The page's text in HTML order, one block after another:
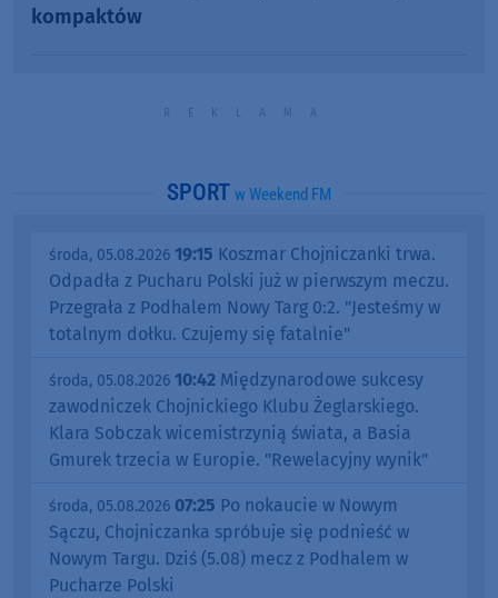
kompaktów
SPORT w Weekend FM
środa, 05.08.2026 19:15 Koszmar Chojniczanki trwa.
Odpadła z Pucharu Polski już w pierwszym meczu.
Przegrała z Podhalem Nowy Targ 0:2. "Jesteśmy w
totalnym dołku. Czujemy się fatalnie"
środa, 05.08.2026 10:42 Międzynarodowe sukcesy
zawodniczek Chojnickiego Klubu Żeglarskiego.
Klara Sobczak wicemistrzynią świata, a Basia
Gmurek trzecia w Europie. "Rewelacyjny wynik"
środa, 05.08.2026 07:25 Po nokaucie w Nowym
Sączu, Chojniczanka spróbuje się podnieść w
Nowym Targu. Dziś (5.08) mecz z Podhalem w
Pucharze Polski